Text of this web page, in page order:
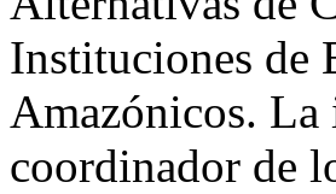
Instituciones de
Amazónicos. La
coordinador de